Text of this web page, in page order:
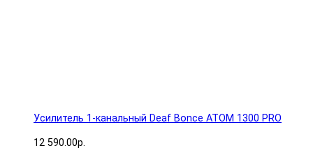
Усилитель 1-канальный Deaf Bonce ATOM 1300 PRO
12 590.00р.